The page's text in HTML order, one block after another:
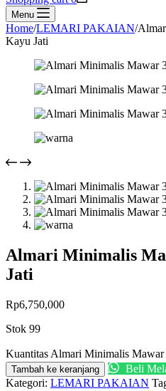
Menu
Home/LEMARI PAKAIAN/
Kayu Jati
Almari Minimalis
Jati
Rp6,750,000
Stok 99
Kuantitas Almari Minimalis Mawar
Tambah ke keranjang
Beli
Kategori: LEMARI PAKAIAN